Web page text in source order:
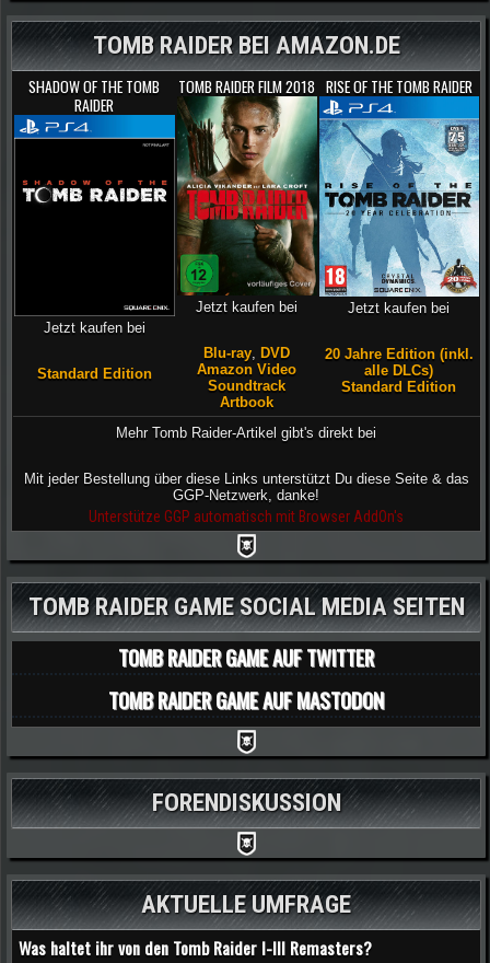
TOMB RAIDER BEI AMAZON.DE
SHADOW OF THE TOMB
RAIDER
Jetzt kaufen bei
Standard Edition
TOMB RAIDER FILM 2018
Jetzt kaufen bei
Blu-ray DVD
Amazon Video
Soundtrack
Artbook
RISE OF THE TOMB RAIDER
Jetzt kaufen bei
20 Jahre Edition (inkl.
alle DLCs)
Standard Edition
Mehr Tomb Raider-Artikel gibt's direkt bei
Mit jeder Bestellung über diese Links unterstützt Du diese Seite & das
GGP-Netzwerk, danke!
Unterstütze GGP automatisch mit Browser AddOn's
TOMB RAIDER GAME SOCIAL MEDIA SEITEN
TOMB RAIDER GAME AUF TWITTER
TOMB RAIDER GAME AUF MASTODON
FORENDISKUSSION
AKTUELLE UMFRAGE
Was haltet ihr von den Tomb Raider I-III Remasters?